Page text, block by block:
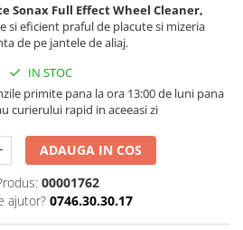
Sonax Full Effect Wheel Cleaner,
si eficient praful de placute si mizeria
de pe jantele de aliaj.
IN STOC
primite pana la ora 13:00 de luni pana
curierului rapid in aceeasi zi
ADAUGA IN COS
00001762
ajutor? 0746.30.30.17